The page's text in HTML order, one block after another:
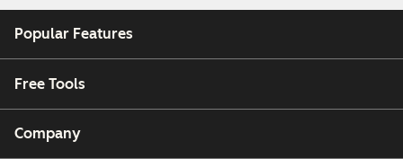
Popular Features
Free Tools
Company